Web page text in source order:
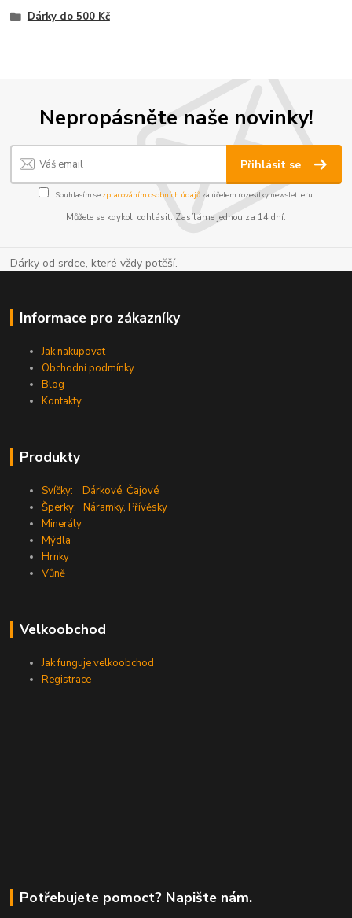
Dárky do 500 Kč
Nepropásněte naše novinky!
Přihlásit se
Souhlasím se zpracováním osobních údajůza účelem rozesílky newsletteru.
Můžete se kdykoli odhlásit. Zasíláme jednou za 14 dní.
Dárky od srdce, které vždy potěší.
Informace pro zákazníky
Jak nakupovat
Obchodní podmínky
Blog
Kontakty
Produkty
Svíčky: Dárkové,Čajové
Šperky: Náramky,Přívěsky
Minerály
Mýdla
Hrnky
Vůně
Velkoobchod
Jak funguje velkoobchod
Registrace
Potřebujete pomoct? Napište nám.